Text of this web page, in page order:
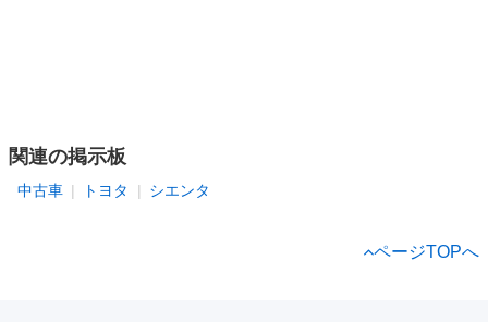
関連の掲示板
中古車 トヨタ シエンタ
ページTOPへ